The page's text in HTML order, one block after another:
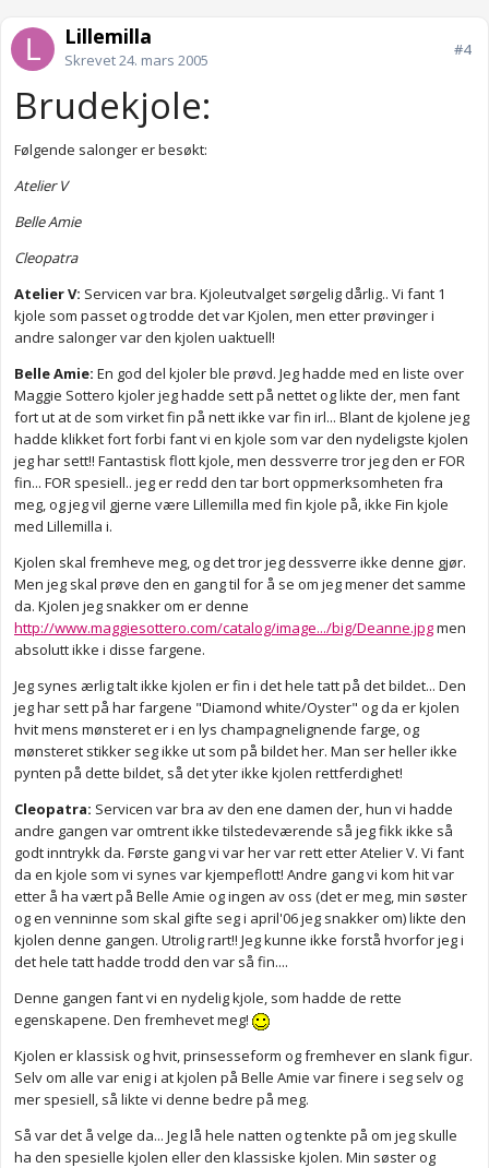
Lillemilla
Skrevet24. mars 2005
#4
Brudekjole:
Følgende salonger er besøkt:
Atelier V
Belle Amie
Cleopatra
Atelier V: Servicen var bra. Kjoleutvalget sørgelig dårlig.. Vi fant 1
kjole som passet og trodde det var Kjolen, men etter prøvinger i
andre salonger var den kjolen uaktuell!
Belle Amie: En god del kjoler ble prøvd. Jeg hadde med en liste over
Maggie Sottero kjoler jeg hadde sett på nettet og likte der, men fant
fort ut at de som virket fin på nett ikke var fin irl... Blant de kjolene jeg
hadde klikket fort forbi fant vi en kjole som var den nydeligste kjolen
jeg har sett!! Fantastisk flott kjole, men dessverre tror jeg den er FOR
fin... FOR spesiell.. jeg er redd den tar bort oppmerksomheten fra
meg, og jeg vil gjerne være Lillemilla med fin kjole på, ikke Fin kjole
med Lillemilla i.
Kjolen skal fremheve meg, og det tror jeg dessverre ikke denne gjør.
Men jeg skal prøve den en gang til for å se om jeg mener det samme
da. Kjolen jeg snakker om er denne
http://www.maggiesottero.com/catalog/image.../big/Deanne.jpgmen
absolutt ikke i disse fargene.
Jeg synes ærlig talt ikke kjolen er fin i det hele tatt på det bildet... Den
jeg har sett på har fargene "Diamond white/Oyster" og da er kjolen
hvit mens mønsteret er i en lys champagnelignende farge, og
mønsteret stikker seg ikke ut som på bildet her. Man ser heller ikke
pynten på dette bildet, så det yter ikke kjolen rettferdighet!
Cleopatra: Servicen var bra av den ene damen der, hun vi hadde
andre gangen var omtrent ikke tilstedeværende så jeg fikk ikke så
godt inntrykk da. Første gang vi var her var rett etter Atelier V. Vi fant
da en kjole som vi synes var kjempeflott! Andre gang vi kom hit var
etter å ha vært på Belle Amie og ingen av oss (det er meg, min søster
og en venninne som skal gifte seg i april'06 jeg snakker om) likte den
kjolen denne gangen. Utrolig rart!! Jeg kunne ikke forstå hvorfor jeg i
det hele tatt hadde trodd den var så fin....
Denne gangen fant vi en nydelig kjole, som hadde de rette
egenskapene. Den fremhevet meg!
Kjolen er klassisk og hvit, prinsesseform og fremhever en slank figur.
Selv om alle var enig i at kjolen på Belle Amie var finere i seg selv og
mer spesiell, så likte vi denne bedre på meg.
Så var det å velge da... Jeg lå hele natten og tenkte på om jeg skulle
ha den spesielle kjolen eller den klassiske kjolen. Min søster og